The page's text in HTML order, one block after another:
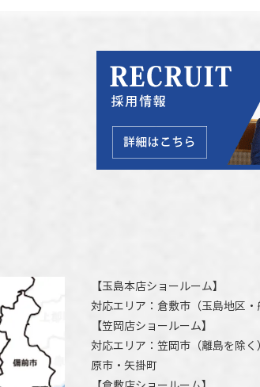
【玉島本店ショールーム】
対応エリア： 倉敷市 （玉島地区
【笠岡店ショールーム】
対応エリア： 笠岡市（離島を除く）
原市 ・矢掛町